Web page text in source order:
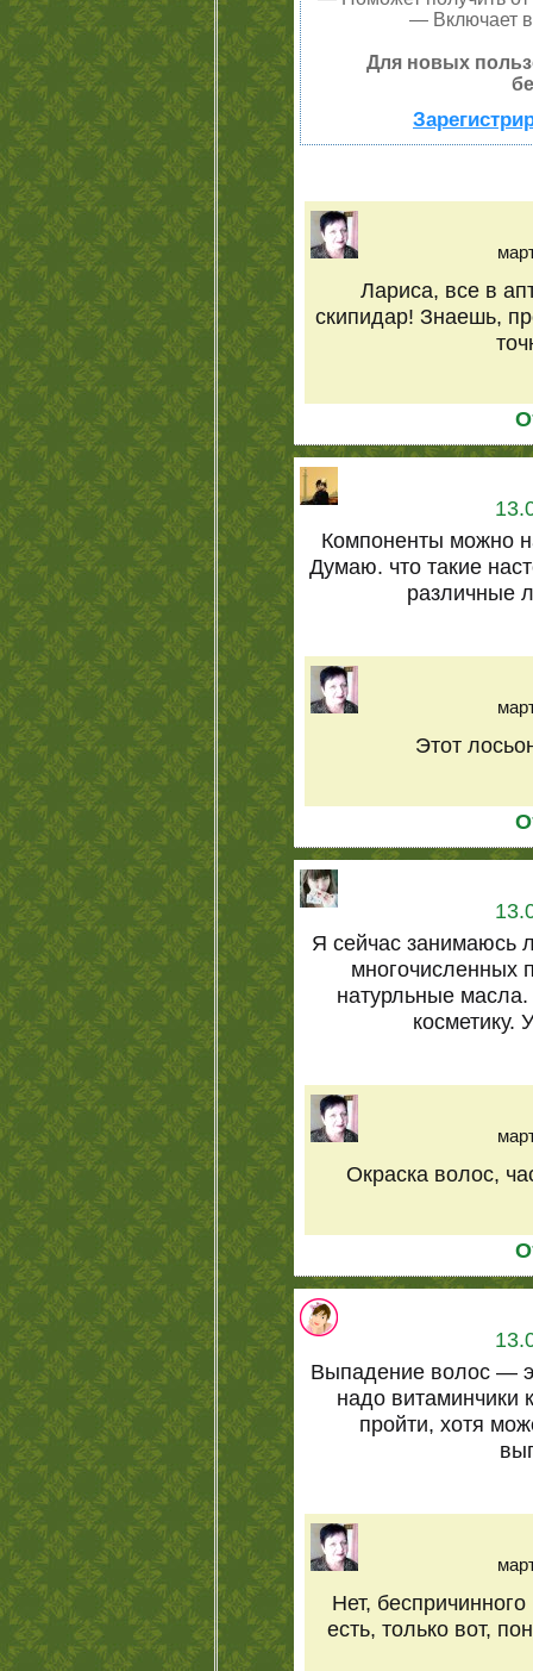
— Включает
Для новых
Лариса, все в
скипидар! Знаешь,
Компоненты можно
Думаю. что такие
различные
Этот
Я сейчас занимаюсь
многочисленных
натурльные
косметику.
Окраска волос,
Выпадение волос —
надо витаминчики
пройти, хотя
Нет,
есть, только вот,